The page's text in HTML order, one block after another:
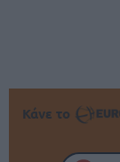
Κάνε το